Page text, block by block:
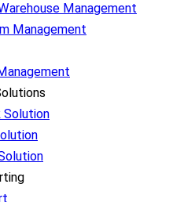
Management
Management
Solution